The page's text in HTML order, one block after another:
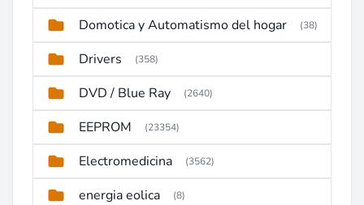
Domotica y Automatismo del hogar (38)
Drivers (358)
DVD / Blue Ray (2640)
EEPROM (23354)
Electromedicina (3562)
energia eolica (8)